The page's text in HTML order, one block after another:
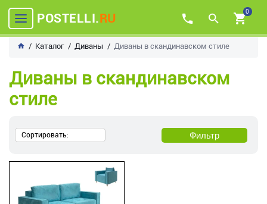
POSTELLI.RU 0
Каталог Диваны Диваны в скандинавском стиле
Диваны в скандинавском
стиле
Сортировать: Фильтр